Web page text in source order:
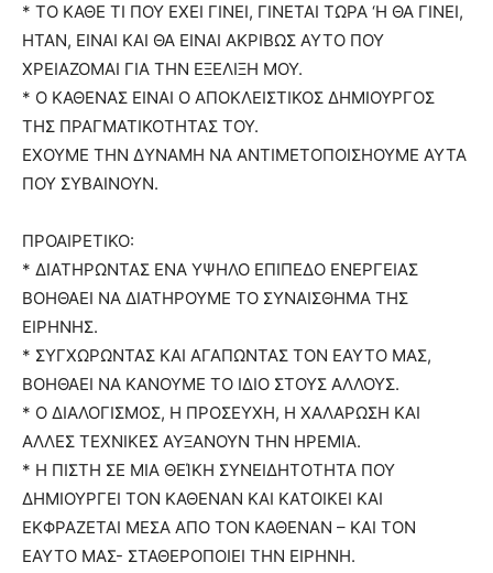
* ΤΟ ΚΑΘΕ ΤΙ ΠΟΥ ΕΧΕΙ ΓΙΝΕΙ, ΓΙΝΕΤΑΙ ΤΩΡΑ ‘Η ΘΑ ΓΙΝΕΙ,
ΗΤΑΝ, ΕΙΝΑΙ ΚΑΙ ΘΑ ΕΙΝΑΙ ΑΚΡΙΒΩΣ ΑΥΤΟ ΠΟΥ
ΧΡΕΙΑΖΟΜΑΙ ΓΙΑ ΤΗΝ ΕΞΕΛΙΞΗ ΜΟΥ.
* Ο ΚΑΘΕΝΑΣ ΕΙΝΑΙ Ο ΑΠΟΚΛΕΙΣΤΙΚΟΣ ΔΗΜΙΟΥΡΓΟΣ
ΤΗΣ ΠΡΑΓΜΑΤΙΚΟΤΗΤΑΣ ΤΟΥ.
ΕΧΟΥΜΕ ΤΗΝ ΔΥΝΑΜΗ ΝΑ ΑΝΤΙΜΕΤΟΠΟΙΣΗΟΥΜΕ ΑΥΤΑ
ΠΟΥ ΣΥΒΑΙΝΟΥΝ.
ΠΡΟΑΙΡΕΤΙΚΟ:
* ΔΙΑΤΗΡΩΝΤΑΣ ΕΝΑ ΥΨΗΛΟ ΕΠΙΠΕΔΟ ΕΝΕΡΓΕΙΑΣ
ΒΟΗΘΑΕΙ ΝΑ ΔΙΑΤΗΡΟΥΜΕ ΤΟ ΣΥΝΑΙΣΘΗΜΑ ΤΗΣ
ΕΙΡΗΝΗΣ.
* ΣΥΓΧΩΡΩΝΤΑΣ ΚΑΙ ΑΓΑΠΩΝΤΑΣ ΤΟΝ ΕΑΥΤΟ ΜΑΣ,
ΒΟΗΘΑΕΙ ΝΑ ΚΑΝΟΥΜΕ ΤΟ ΙΔΙΟ ΣΤΟΥΣ ΑΛΛΟΥΣ.
* Ο ΔΙΑΛΟΓΙΣΜΟΣ, Η ΠΡΟΣΕΥΧΗ, Η ΧΑΛΑΡΩΣΗ ΚΑΙ
ΑΛΛΕΣ ΤΕΧΝΙΚΕΣ ΑΥΞΑΝΟΥΝ ΤΗΝ ΗΡΕΜΙΑ.
* Η ΠΙΣΤΗ ΣΕ ΜΙΑ ΘΕΊΚΗ ΣΥΝΕΙΔΗΤΟΤΗΤΑ ΠΟΥ
ΔΗΜΙΟΥΡΓΕΙ ΤΟΝ ΚΑΘΕΝΑΝ ΚΑΙ ΚΑΤΟΙΚΕΙ ΚΑΙ
ΕΚΦΡΑΖΕΤΑΙ ΜΕΣΑ ΑΠΟ ΤΟΝ ΚΑΘΕΝΑΝ – ΚΑΙ ΤΟΝ
ΕΑΥΤΟ ΜΑΣ- ΣΤΑΘΕΡΟΠΟΙΕΙ ΤΗΝ ΕΙΡΗΝΗ.